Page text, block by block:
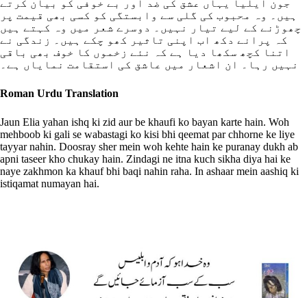
جون ایلیا یہاں عشق کی ضد اور بے خوفی کو بیان کرتے
ہیں۔ وہ محبوب کی گلی سے وابستگی کو کسی بھی قیمت پر
چھوڑنے کے لیے تیار نہیں۔ دوسرے شعر میں وہ کہتے ہیں
کہ پرانے دکھ اب اپنی تاثیر کھو چکے ہیں۔ زندگی نے
اتنا کچھ سکھا دیا ہے کہ نئے زخموں کا خوف بھی باقی
نہیں رہا۔ ان اشعار میں عاشق کی استقامت نمایاں ہے۔
Roman Urdu Translation
Jaun Elia yahan ishq ki zid aur be khaufi ko bayan karte hain. Woh
mehboob ki gali se wabastagi ko kisi bhi qeemat par chhorne ke liye
tayyar nahin. Doosray sher mein woh kehte hain ke puranay dukh ab
apni taseer kho chukay hain. Zindagi ne itna kuch sikha diya hai ke
naye zakhmon ka khauf bhi baqi nahin raha. In ashaar mein aashiq ki
istiqamat numayan hai.